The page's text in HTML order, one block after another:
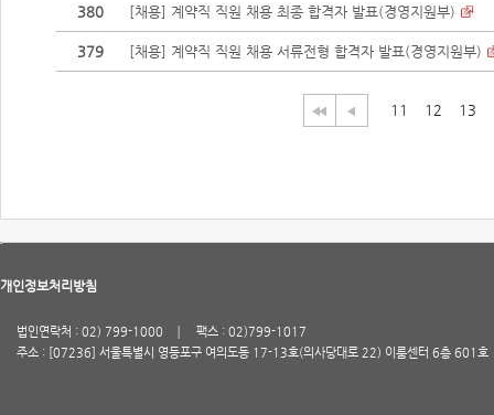
380 [채용] 계약직 직원 채용 최종 합격자 발표(경영지원부)
379 [채용] 계약직 직원 채용 서류전형 합격자 발표(경영지원부)
11 12 13
개인정보처리방침
법인연락처 : 02) 799-1000
팩스 : 02)799-1017
주소 : [07236] 서울특별시 영등포구 여의도동 17-13호(의사당대로 22) 이룸센터 6층 601호